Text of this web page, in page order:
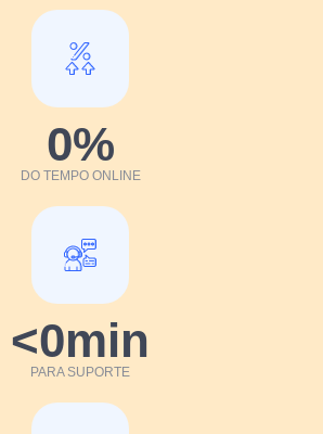
DO TEMPO ONLINE
0%
PARA SUPORTE
<0min